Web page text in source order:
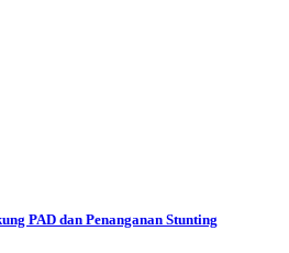
PAD dan Penanganan Stunting